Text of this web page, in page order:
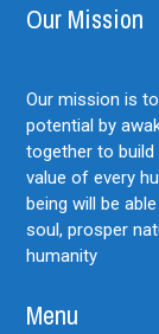
Our Mission
Our mission is
potential by
together to
value of every
being will be
soul, prosper
humanity
Menu